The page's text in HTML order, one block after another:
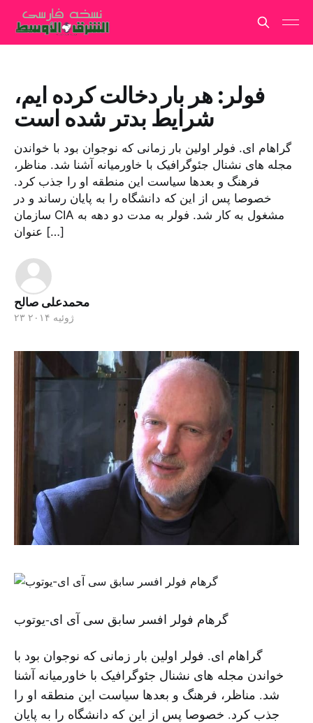
فولر: هر بار دخالت کرده ایم،
شرایط بدتر شده است
گراهام ای. فولر اولین بار زمانی که نوجوان بود با خواندن
مجله های نشنال جئوگرافیک با خاورمیانه آشنا شد. مناظر،
فرهنگ و بعدها سیاست این منطقه او را جذب کرد.
خصوصا پس از این که دانشگاه را به پایان رساند و در
سازمان CIA مشغول به کار شد. فولر به مدت دو دهه به
عنوان […]
محمدعلی صالح
۲۳ ژوئیه ۲۰۱۴
گرهام فولر افسر سابق سی آی ای-یوتوب
گراهام ای. فولر اولین بار زمانی که نوجوان بود با
خواندن مجله های نشنال جئوگرافیک با خاورمیانه آشنا
شد. مناظر، فرهنگ و بعدها سیاست این منطقه او را
جذب کرد. خصوصا پس از این که دانشگاه را به پایان